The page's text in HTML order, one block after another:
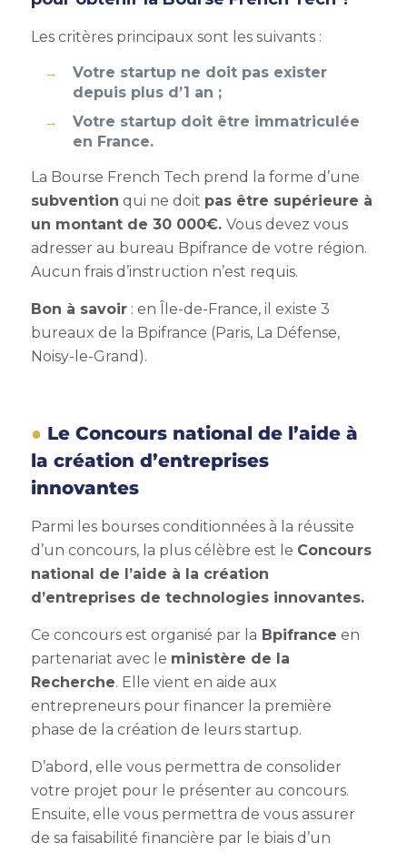
Les critères principaux sont les suivants :
Votre startup ne doit pas exister
depuis plus d’1 an ;
Votre startup doit être immatriculée
en France.
La Bourse French Tech prend la forme d’une
subvention qui ne doit pas être supérieure à
un montant de 30 000€. Vous devez vous
adresser au bureau Bpifrance de votre région.
Aucun frais d’instruction n’est requis.
Bon à savoir: en Île-de-France, il existe 3
bureaux de la Bpifrance (Paris, La Défense,
Noisy-le-Grand).
Le Concours national de l’aide à
la création d’entreprises
innovantes
Parmi les bourses conditionnées à la réussite
d’un concours, la plus célèbre est le Concours
national de l’aide à la création
d’entreprises de technologies innovantes.
Ce concours est organisé par la Bpifrance en
partenariat avec le ministère de la
Recherche. Elle vient en aide aux
entrepreneurs pour financer la première
phase de la création de leurs startup.
D’abord, elle vous permettra de consolider
votre projet pour le présenter au concours.
Ensuite, elle vous permettra de vous assurer
de sa faisabilité financière par le biais d’un